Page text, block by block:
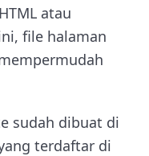
atau
file halaman
sudah dibuat di
terdaftar di